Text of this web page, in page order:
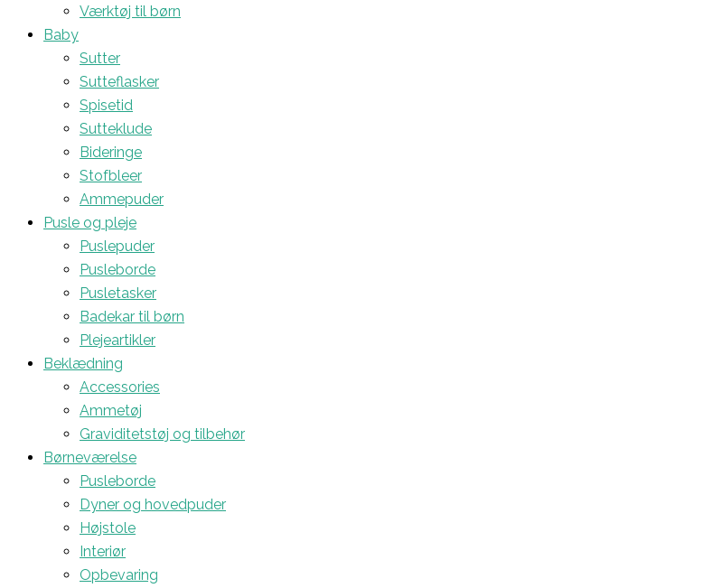
Værktøj til børn
Baby
Sutter
Sutteflasker
Spisetid
Sutteklude
Bideringe
Stofbleer
Ammepuder
Pusle og pleje
Puslepuder
Pusleborde
Pusletasker
Badekar til børn
Plejeartikler
Beklædning
Accessories
Ammetøj
Graviditetstøj og tilbehør
Børneværelse
Pusleborde
Dyner og hovedpuder
Højstole
Interiør
Opbevaring